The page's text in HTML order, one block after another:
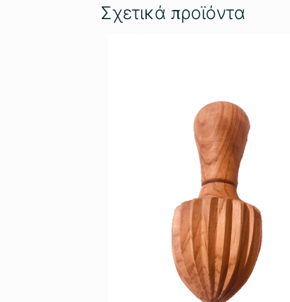
Σχετικά προϊόντα